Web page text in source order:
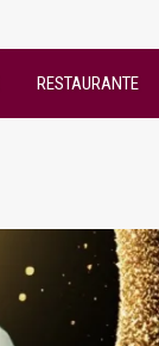
RESTAURANTE